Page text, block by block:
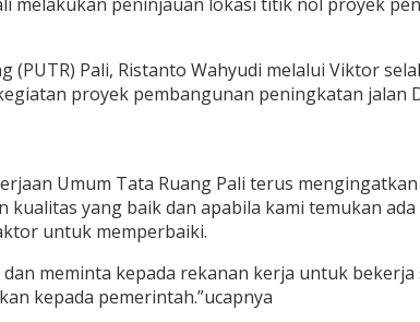
(PUTR) Pali, Ristanto Wahyudi melalui Viktor
proyek pembangunan peningkatan jalan
Umum Tata Ruang Pali terus
yang baik dan apabila kami temukan
untuk memperbaiki.
meminta kepada rekanan kerja untuk
kepada pemerintah.”ucapnya